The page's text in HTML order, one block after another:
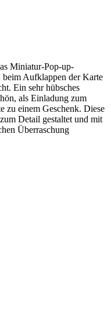
Miniatur-Pop-up-
beim Aufklappen der Karte
Ein sehr hübsches
als Einladung zum
zu einem Geschenk. Diese
Detail gestaltet und mit
Überraschung